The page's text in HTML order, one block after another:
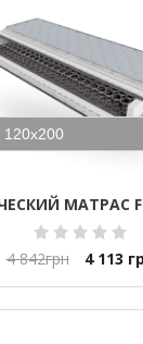
МАТРАС
4 842грн 4 113